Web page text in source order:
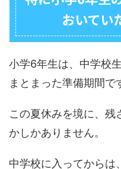
おいてい
小学6年生は、中学校
まとまった準備期間で
この夏休みを境に、残
かしかありません。
中学校に入ってからは